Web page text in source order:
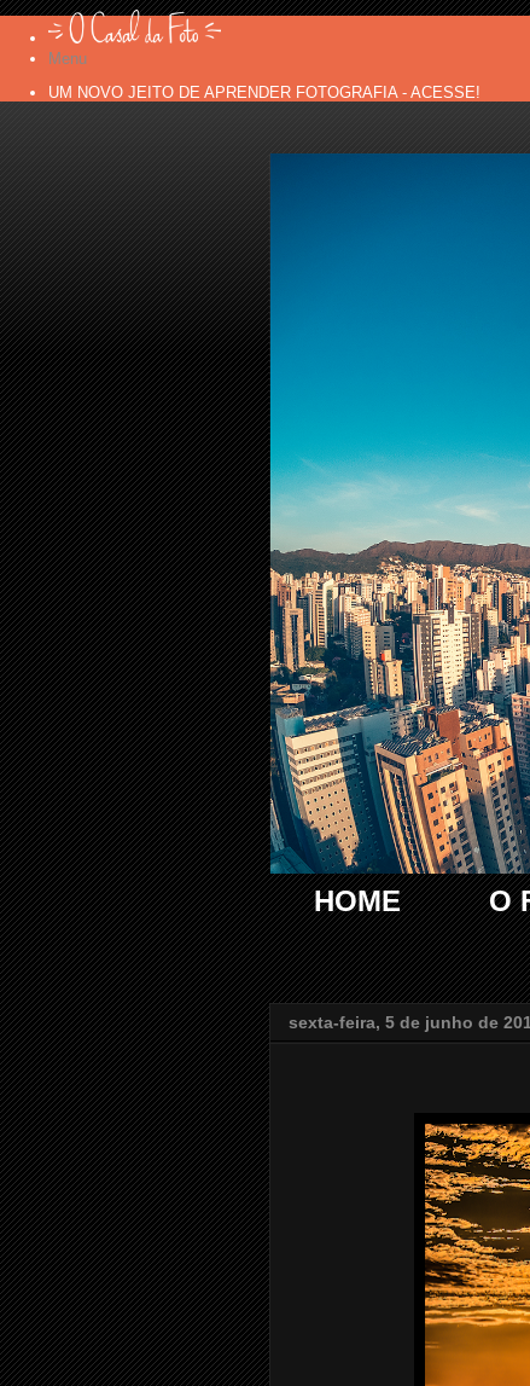
Menu
UM NOVO JEITO DE APRENDER FOTOGRAFIA - ACESSE!
HOME O
sexta-feira, 5 de junho de